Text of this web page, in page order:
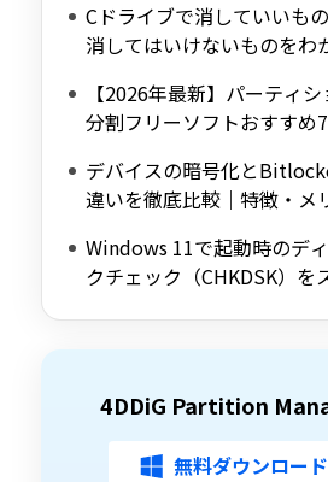
デート
Cドライブで消していいもの
消してはいけないものをわ
【2026年最新】パーティ
分割フリーソフトおすすめ
ールを紹介
デバイスの暗号化と
違いを徹底比較｜特徴・メ
解説
Windows 11で起動時のデ
クチェック（CHKDSK）を
4DDiG Partition
無料ダウンロード